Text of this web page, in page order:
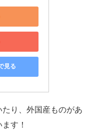
見る
り、外国産ものがあ
す！